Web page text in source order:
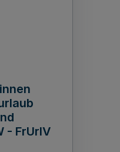
- FrUrlV